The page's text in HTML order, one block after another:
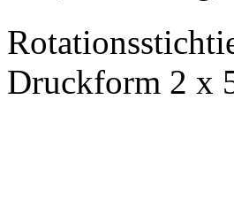
Druckform 2 x